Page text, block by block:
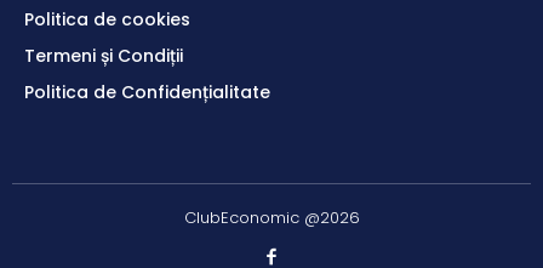
Politica de cookies
Termeni și Condiții
Politica de Confidențialitate
ClubEconomic @2026